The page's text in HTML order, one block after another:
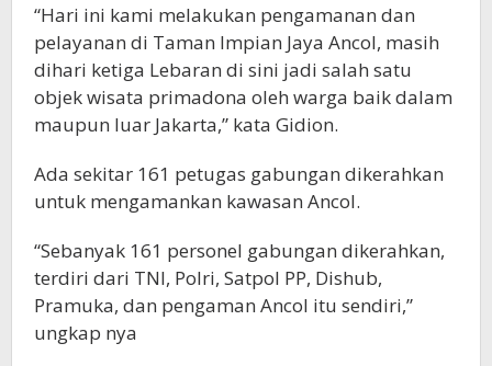
“Hari ini kami melakukan pengamanan dan
pelayanan di Taman Impian Jaya Ancol, masih
dihari ketiga Lebaran di sini jadi salah satu
objek wisata primadona oleh warga baik dalam
maupun luar Jakarta,” kata Gidion.
Ada sekitar 161 petugas gabungan dikerahkan
untuk mengamankan kawasan Ancol.
“Sebanyak 161 personel gabungan dikerahkan,
terdiri dari TNI, Polri, Satpol PP, Dishub,
Pramuka, dan pengaman Ancol itu sendiri,”
ungkap nya